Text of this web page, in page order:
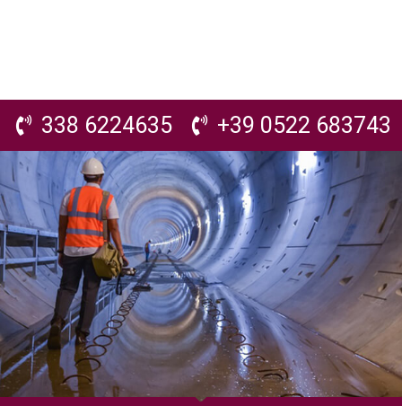
338 6224635 +39 0522 683743